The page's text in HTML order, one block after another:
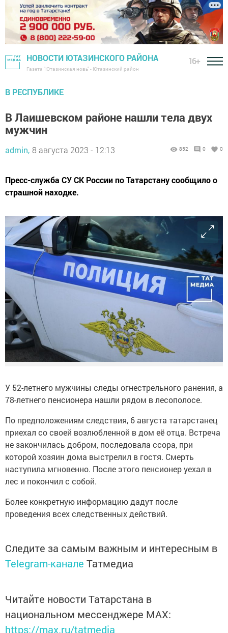
НОВОСТИ ЮТАЗИНСКОГО РАЙОНА
Газета "Ютазинская новь" - Ютазинский район
16+
В РЕСПУБЛИКЕ
В Лаишевском районе нашли тела двух
мужчин
admin, 8 августа 2023 - 12:13 852 0 0
Пресс-служба СУ СК России по Татарстану сообщило о
страшной находке.
У 52-летнего мужчины следы огнестрельного ранения, а
78-летнего пенсионера нашли рядом в лесополосе.
По предположениям следствия, 6 августа татарстанец
приехал со своей возлюбленной в дом её отца. Встреча
не закончилась добром, последовала ссора, при
которой хозяин дома выстрелил в гостя. Смерть
наступила мгновенно. После этого пенсионер уехал в
лес и покончил с собой.
Более конкретную информацию дадут после
проведения всех следственных действий.
Следите за самым важным и интересным в
Telegram-канале Татмедиа
Читайте новости Татарстана в
национальном мессенджере MАХ:
https://max.ru/tatmedia